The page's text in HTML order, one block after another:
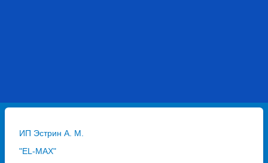
ИП Эстрин А. М.
"EL-MAX"